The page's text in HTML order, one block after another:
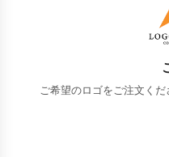
ご希望のロゴをご注文く